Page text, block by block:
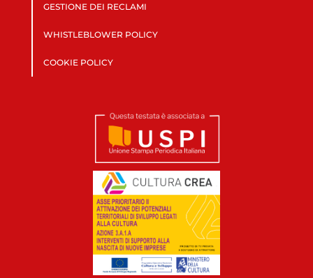
GESTIONE DEI RECLAMI
WHISTLEBLOWER POLICY
COOKIE POLICY